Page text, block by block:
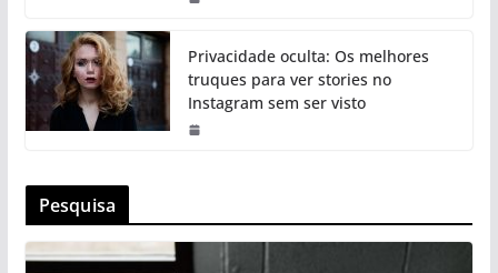
Privacidade oculta: Os melhores
truques para ver stories no
Instagram sem ser visto
Pesquisa